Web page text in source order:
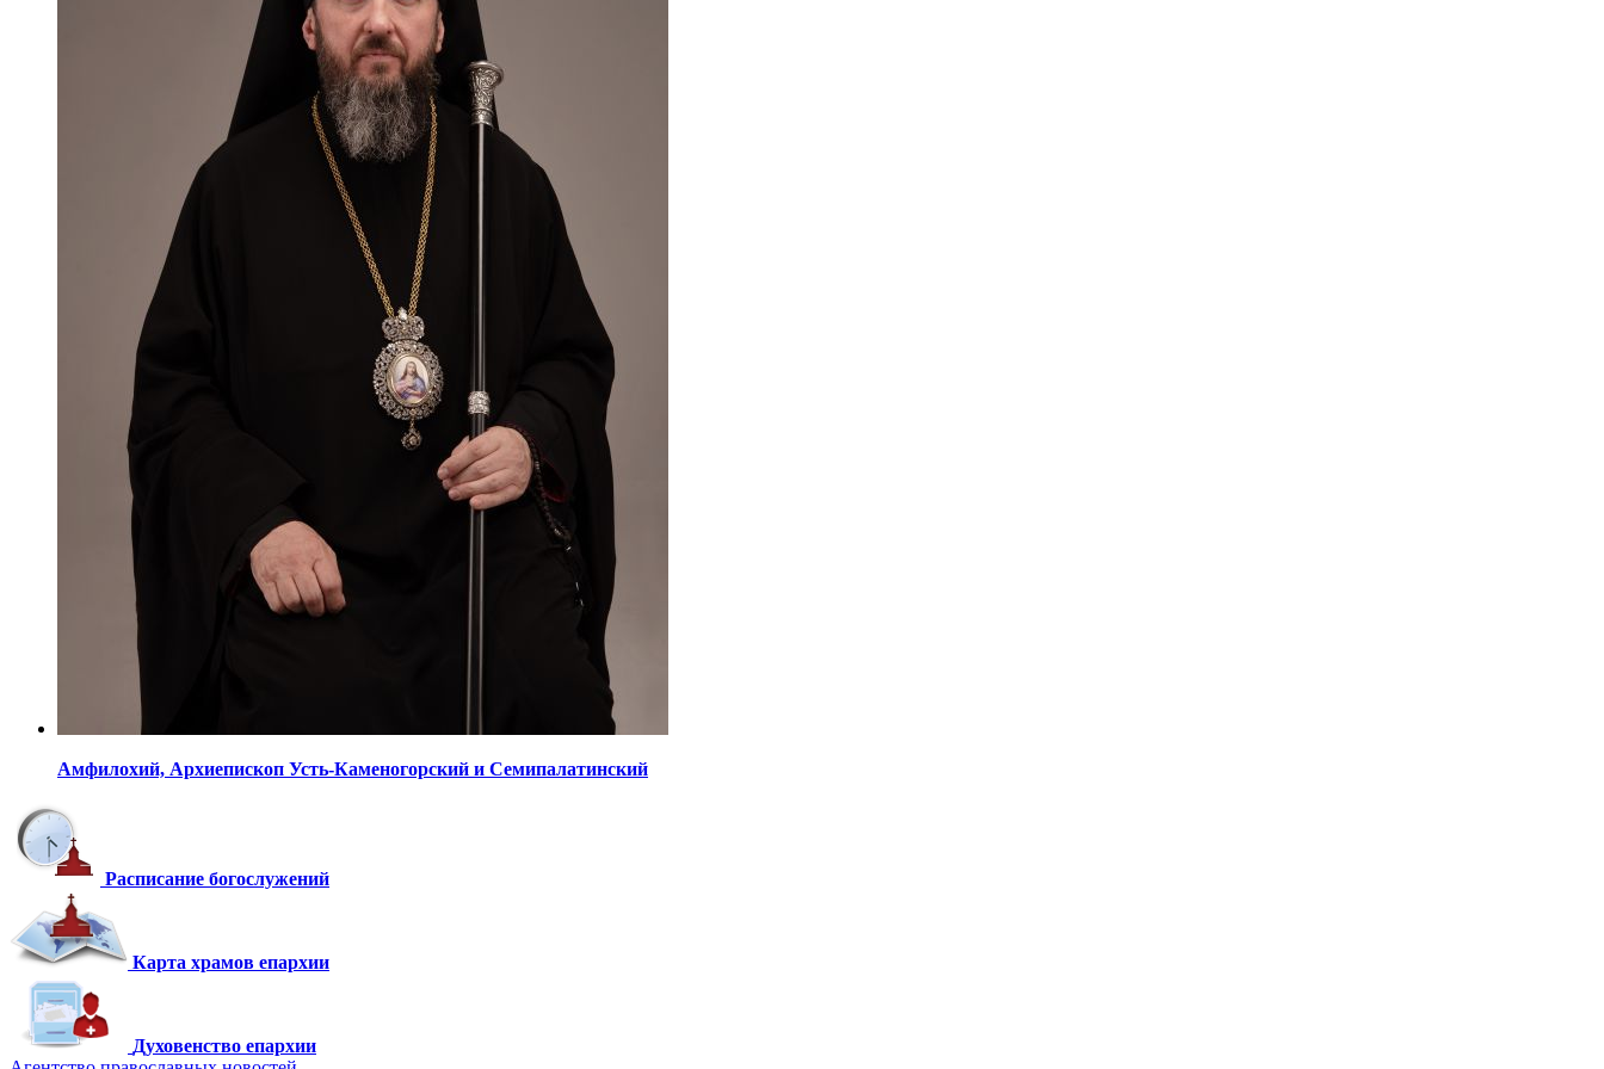
Амфилохий, Архиепископ Усть-Каменогорский и Семипалатинский
Расписание богослужений
Карта храмов епархии
Духовенство епархии